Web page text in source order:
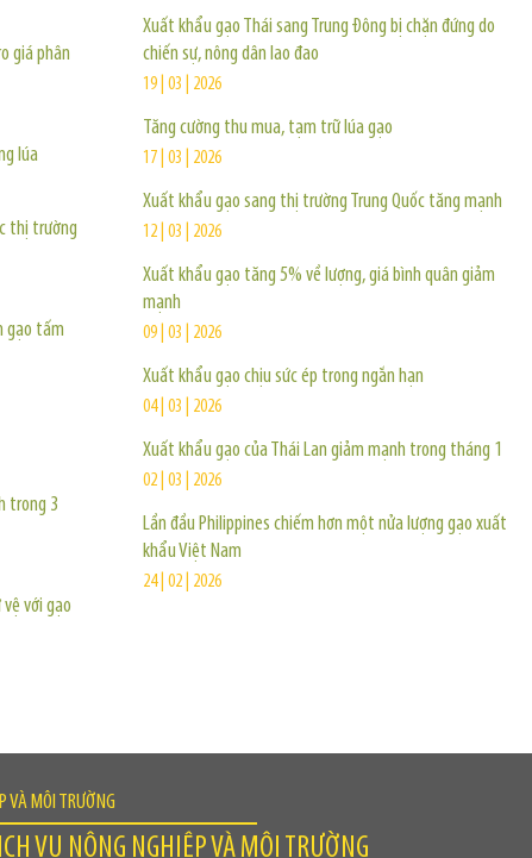
giá phân
lúa
thị trường
gạo tấm
trong 3
với gạo
Xuất khẩu gạo Thái sang Trung Đông bị chặn đứng do
chiến sự, nông dân lao đao
19 | 03 | 2026
Tăng cường thu mua, tạm trữ lúa gạo
17 | 03 | 2026
Xuất khẩu gạo sang thị trường Trung Quốc tăng mạnh
12 | 03 | 2026
Xuất khẩu gạo tăng 5% về lượng, giá bình quân giảm
mạnh
09 | 03 | 2026
Xuất khẩu gạo chịu sức ép trong ngắn hạn
04 | 03 | 2026
Xuất khẩu gạo của Thái Lan giảm mạnh trong tháng 1
02 | 03 | 2026
Lần đầu Philippines chiếm hơn một nửa lượng gạo xuất
khẩu Việt Nam
24 | 02 | 2026
VÀ MÔI TRƯỜNG
VỤ NÔNG NGHIỆP VÀ MÔI TRƯỜNG